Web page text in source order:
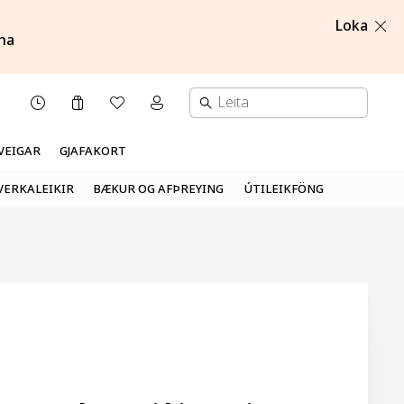
Loka
Karfa ÓskalistiMínar síður valmynd
GJAFAKORT
BÆKUR OG AFÞREYING ÚTILEIKFÖNG